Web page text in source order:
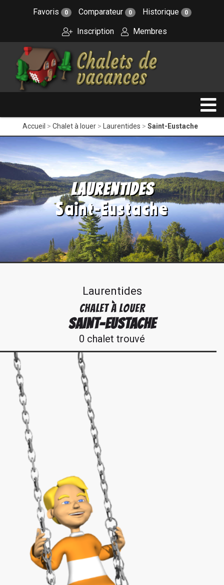
Favoris 0 Comparateur 0 Historique 0
Inscription Membres
Accueil Chalet à louer Laurentides Saint-Eustache
Laurentides
Saint-Eustache
Laurentides
CHALET À LOUER
SAINT-EUSTACHE
0 chalet trouvé